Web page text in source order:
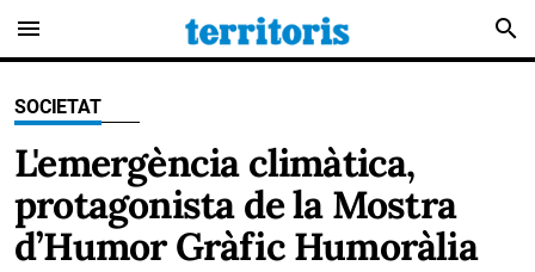
menu search
SOCIETAT
L'emergència climàtica,
protagonista de la Mostra
d’Humor Gràfic Humoràlia